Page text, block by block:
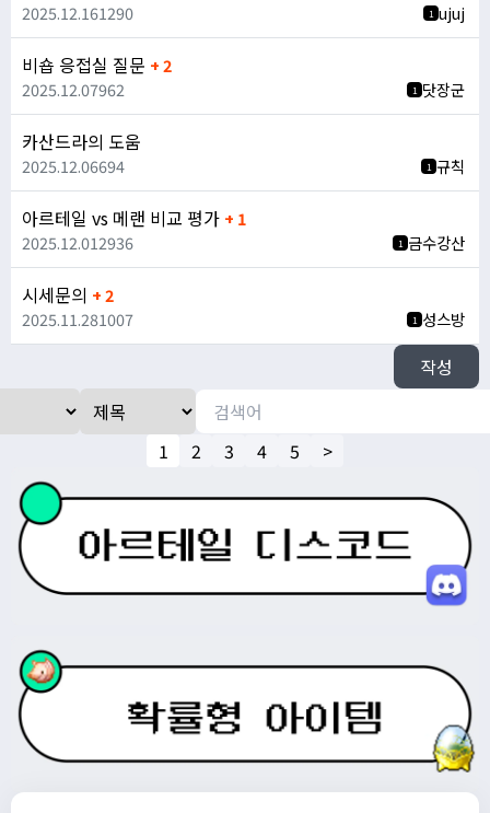
1 ujuj
2025.12.161290
비숍 응접실 질문 + 2
1 닷장군
2025.12.07962
카산드라의 도움
1 규칙
2025.12.06694
아르테일 vs 메랜 비교 평가 + 1
1 금수강산
2025.12.012936
시세문의 + 2
1 성스방
2025.11.281007
작성
1 2 3 4 5 >